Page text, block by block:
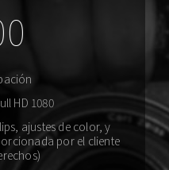
HD 1080
ajustes de color, y
por el cliente